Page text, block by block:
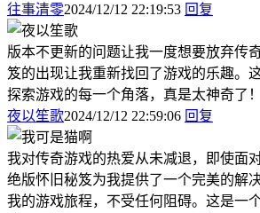
往事清零2024/12/12 22:19:53 回复
版本不更新的问题让我一度想要放弃传
笈的出现让我重新找回了游戏的乐趣。
探索游戏的每一个角落，真是太神奇了！
夜以笙歌2024/12/12 22:59:06 回复
我对传奇游戏的热爱从未减退，即使面
绝版怀旧秘笈为我提供了一个完美的解
我的游戏旅程，不受任何阻碍。这是一